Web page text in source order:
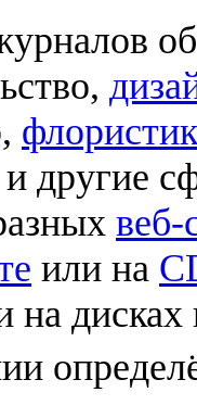
другие
веб-
или на
на